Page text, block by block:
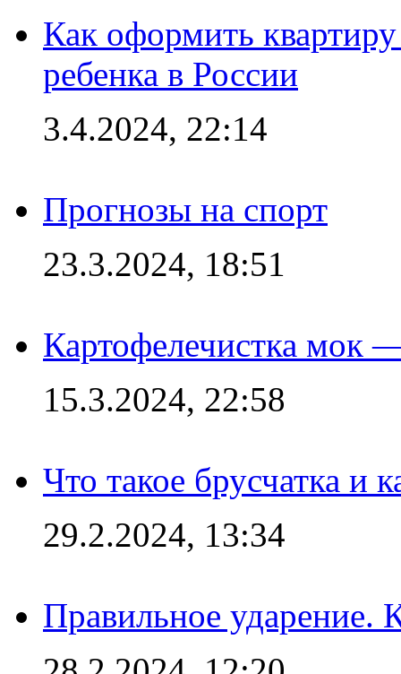
Как оформить
ребенка в России
3.4.2024, 22:14
Прогнозы на спорт
23.3.2024, 18:51
Картофелечистка мок
15.3.2024, 22:58
Что такое брусчатка и
29.2.2024, 13:34
Правильное ударение.